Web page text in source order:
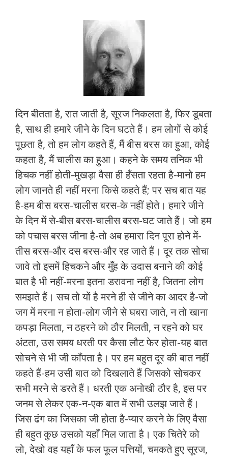
दिन बीतता है, रात जाती है, सूरज निकलता है, फिर डूबता
है, साथ ही हमारे जीने के दिन घटते हैं। हम लोगों से कोई
पूछता है, तो हम लोग कहते हैं, मैं बीस बरस का हुआ, कोई
कहता है, मैं चालीस का हुआ। कहने के समय तनिक भी
हिचक नहीं होती-मुखड़ा वैसा ही हँसता रहता है-मानो हम
लोग जानते ही नहीं मरना किसे कहते हैं; पर सच बात यह
है-हम बीस बरस-चालीस बरस-के नहीं होते। हमारे जीने
के दिन में से-बीस बरस-चालीस बरस-घट जाते हैं। जो हम
को पचास बरस जीना है-तो अब हमारा दिन पूरा होने में-
तीस बरस-और दस बरस-और रह जाते हैं। दूर तक सोचा
जावे तो इसमें हिचकने और मुँह के उदास बनाने की कोई
बात है भी नहीं-मरना इतना डरावना नहीं है, जितना लोग
समझते हैं। सच तो यों है मरने ही से जीने का आदर है-जो
जग में मरना न होता-लोग जीने से घबरा जाते, न तो खाना
कपड़ा मिलता, न ठहरने को ठौर मिलती, न रहने को घर
अंटता, उस समय धरती पर कैसा लौट फेर होता-यह बात
सोचने से भी जी काँपता है। पर हम बहुत दूर की बात नहीं
कहते हैं-हम उसी बात को दिखलाते हैं जिसको सोचकर
सभी मरने से डरते हैं। धरती एक अनोखी ठौर है, इस पर
जनम से लेकर एक-न-एक बात में सभी उलझ जाते हैं।
जिस ढंग का जिसका जी होता है-प्यार करने के लिए वैसा
ही बहुत कुछ उसको यहाँ मिल जाता है। एक चितेरे को
लो, देखो वह यहाँ के फल फूल पत्तियों, चमकते हुए सूरज,